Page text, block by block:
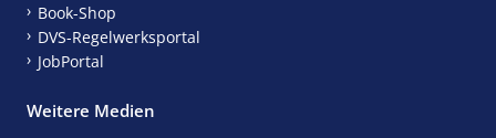
Book-Shop
DVS-Regelwerksportal
JobPortal
Weitere Medien